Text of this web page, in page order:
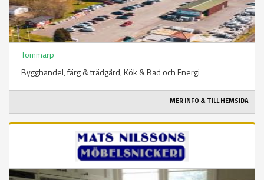
Tommarp
Bygghandel, färg & trädgård​, Kök & Bad och Energi
MER INFO & TILL HEMSIDA